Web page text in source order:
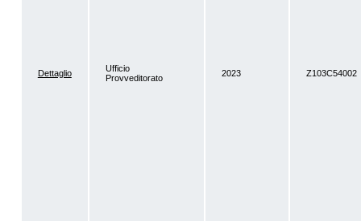
Dettaglio
Ufficio
Provveditorato
2023 Z103C54002